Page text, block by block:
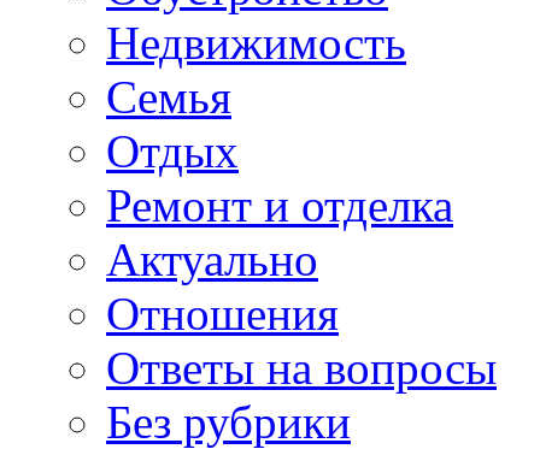
Недвижимость
Семья
Отдых
Ремонт и отделка
Актуально
Отношения
Ответы на вопросы
Без рубрики